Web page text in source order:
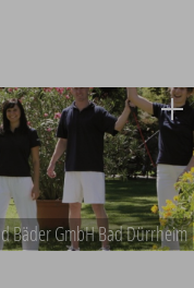
Bäder GmbH Bad Dürrheim